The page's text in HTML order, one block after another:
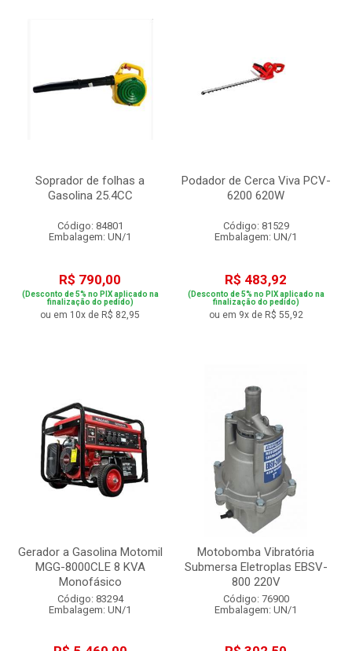
Soprador de folhas a
Gasolina 25.4CC
Código: 84801
Embalagem: UN/1
R$ 790,00
(Desconto de 5% no PIX aplicado na
finalização do pedido)
ou em 10x de R$ 82,95
Podador de Cerca Viva PCV-
6200 620W
Código: 81529
Embalagem: UN/1
R$ 483,92
(Desconto de 5% no PIX aplicado na
finalização do pedido)
ou em 9x de R$ 55,92
Gerador a Gasolina Motomil
MGG-8000CLE 8 KVA
Monofásico
Código: 83294
Embalagem: UN/1
Motobomba Vibratória
Submersa Eletroplas EBSV-
800 220V
Código: 76900
Embalagem: UN/1